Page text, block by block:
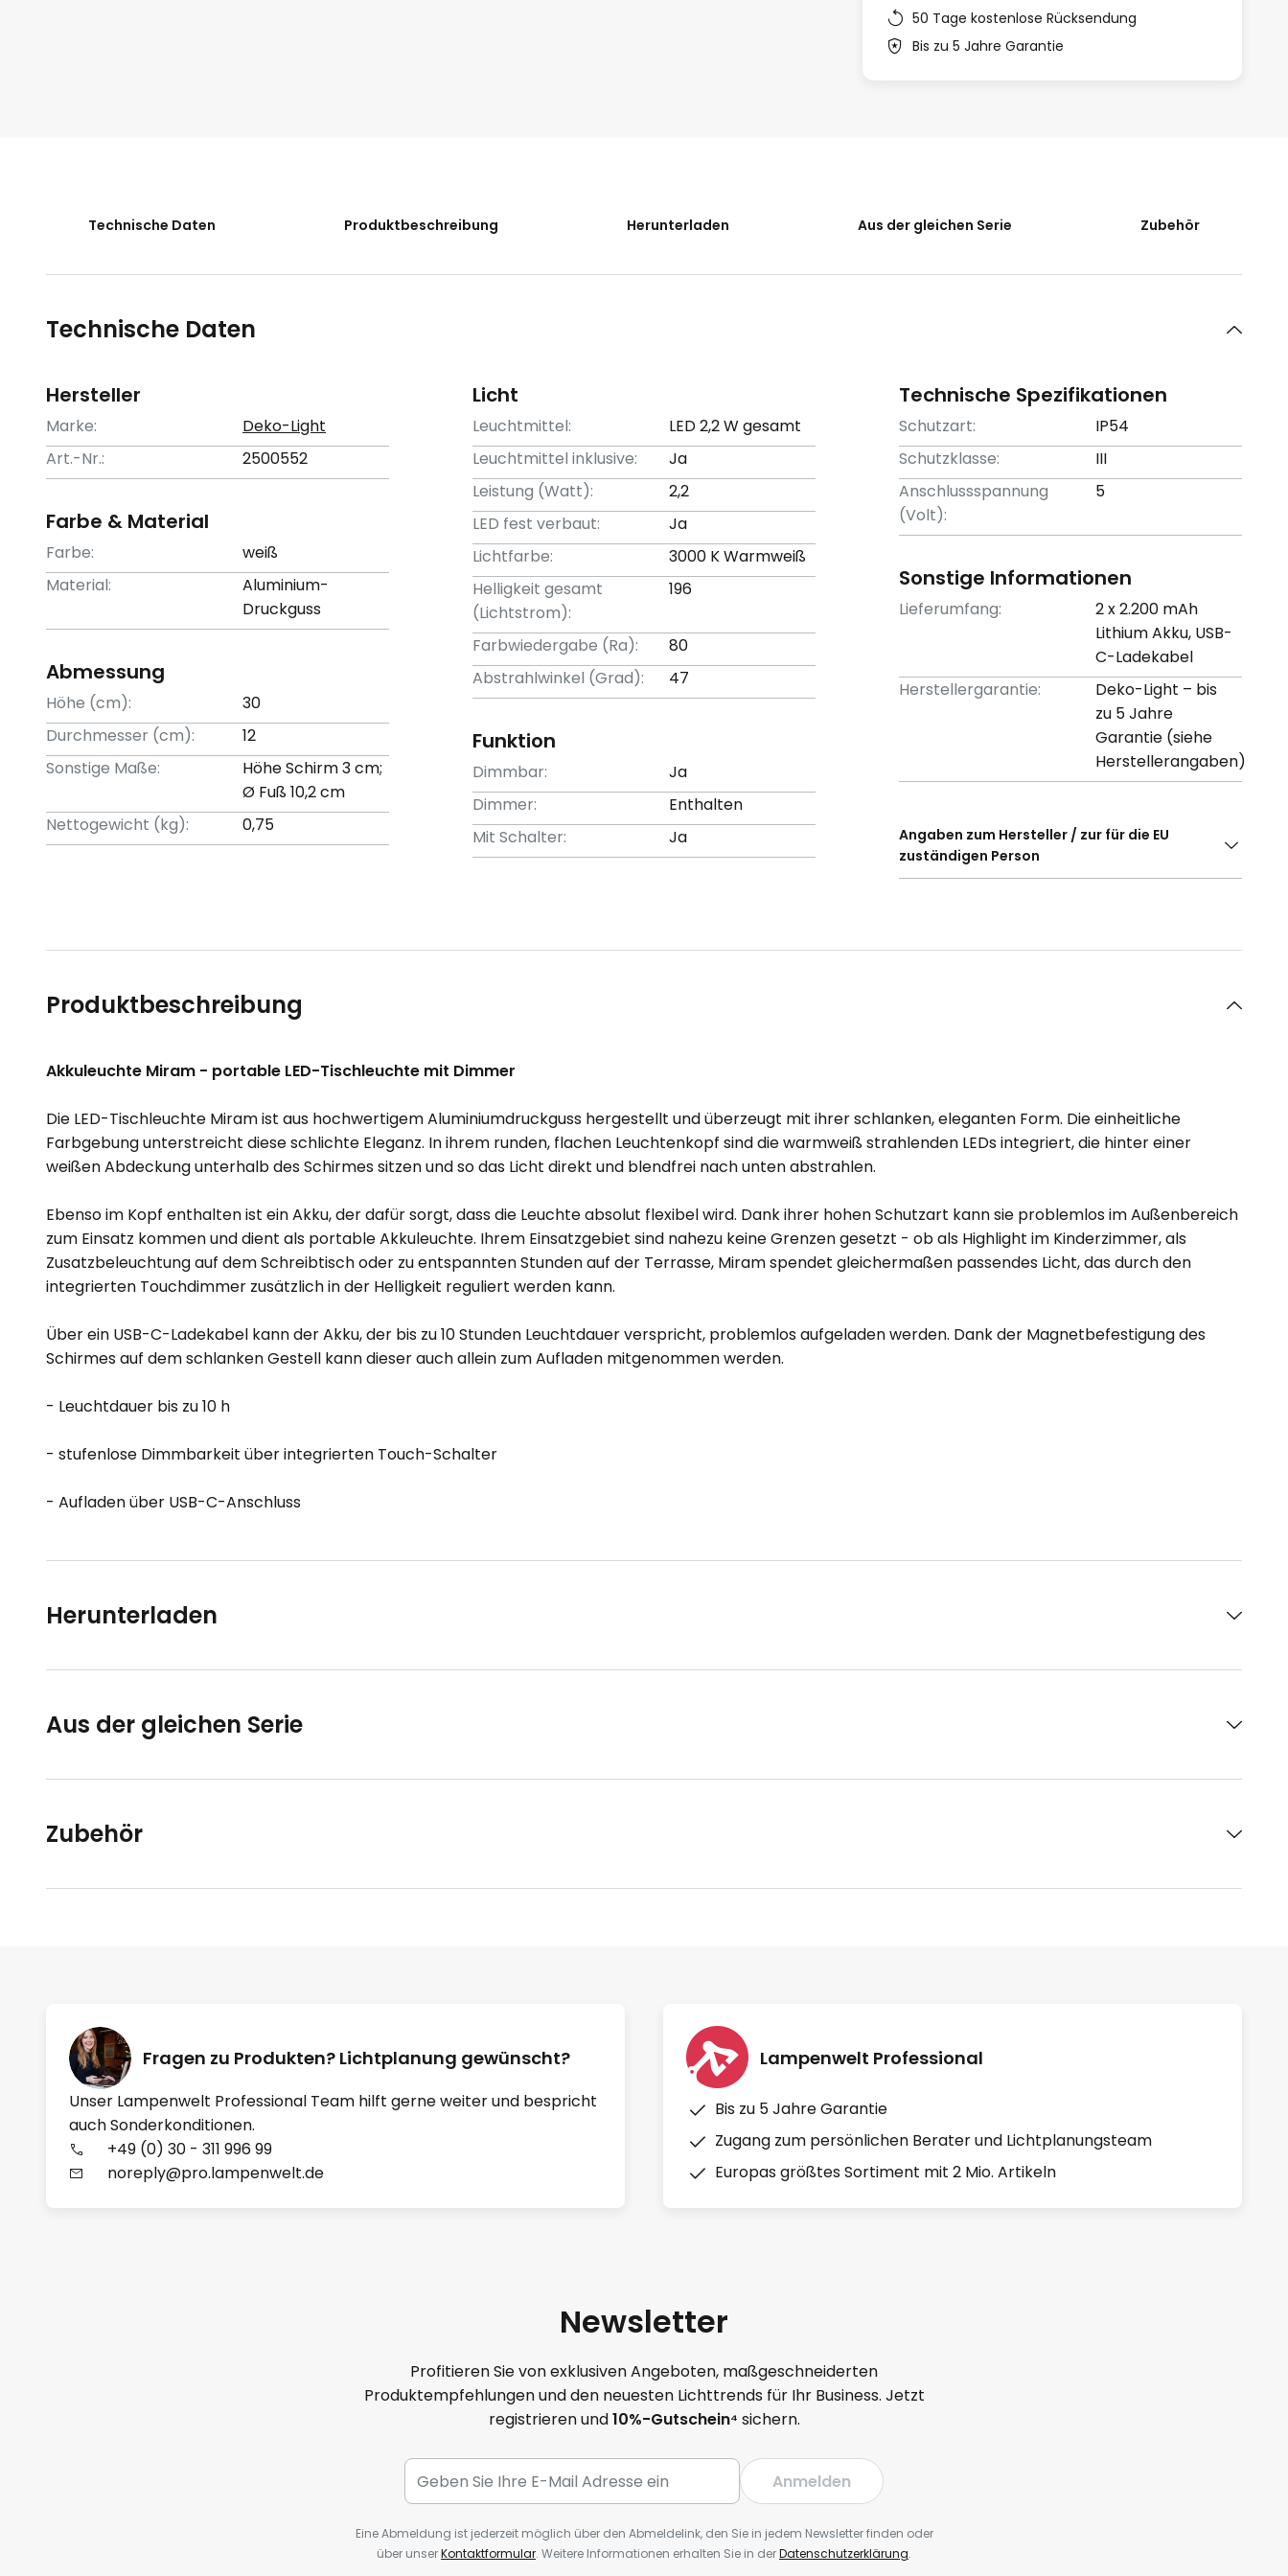
50 Tage kostenlose Rücksendung
Bis zu 5 Jahre Garantie
Technische Daten Produktbeschreibung Herunterladen Aus der gleichen Serie Zubehör
Technische Daten
Hersteller
Marke:
Deko-Light
Art.-Nr.:
2500552
Farbe & Material
Farbe:
weiß
Material:
Aluminium-
Druckguss
Abmessung
Höhe (cm):
30
Durchmesser (cm):
12
Sonstige Maße:
Höhe Schirm 3 cm;
Ø Fuß 10,2 cm
Nettogewicht (kg):
0,75
Licht
Leuchtmittel:
LED 2,2 W gesamt
Leuchtmittel inklusive:
Ja
Leistung (Watt):
2,2
LED fest verbaut:
Ja
Lichtfarbe:
3000 K Warmweiß
Helligkeit gesamt
(Lichtstrom):
196
Farbwiedergabe (Ra):
80
Abstrahlwinkel (Grad):
47
Funktion
Dimmbar:
Ja
Dimmer:
Enthalten
Mit Schalter:
Ja
Technische Spezifikationen
Schutzart:
IP54
Schutzklasse:
III
Anschlussspannung
(Volt):
5
Sonstige Informationen
Lieferumfang:
2 x 2.200 mAh
Lithium Akku, USB-
C-Ladekabel
Herstellergarantie:
Deko-Light – bis
zu 5 Jahre
Garantie (siehe
Herstellerangaben)
Angaben zum Hersteller / zur für die EU
zuständigen Person
Produktbeschreibung
Akkuleuchte Miram - portable LED-Tischleuchte mit Dimmer
Die LED-Tischleuchte Miram ist aus hochwertigem Aluminiumdruckguss hergestellt und überzeugt mit ihrer schlanken, eleganten Form. Die einheitliche
Farbgebung unterstreicht diese schlichte Eleganz. In ihrem runden, flachen Leuchtenkopf sind die warmweiß strahlenden LEDs integriert, die hinter einer
weißen Abdeckung unterhalb des Schirmes sitzen und so das Licht direkt und blendfrei nach unten abstrahlen.
Ebenso im Kopf enthalten ist ein Akku, der dafür sorgt, dass die Leuchte absolut flexibel wird. Dank ihrer hohen Schutzart kann sie problemlos im Außenbereich
zum Einsatz kommen und dient als portable Akkuleuchte. Ihrem Einsatzgebiet sind nahezu keine Grenzen gesetzt - ob als Highlight im Kinderzimmer, als
Zusatzbeleuchtung auf dem Schreibtisch oder zu entspannten Stunden auf der Terrasse, Miram spendet gleichermaßen passendes Licht, das durch den
integrierten Touchdimmer zusätzlich in der Helligkeit reguliert werden kann.
Über ein USB-C-Ladekabel kann der Akku, der bis zu 10 Stunden Leuchtdauer verspricht, problemlos aufgeladen werden. Dank der Magnetbefestigung des
Schirmes auf dem schlanken Gestell kann dieser auch allein zum Aufladen mitgenommen werden.
- Leuchtdauer bis zu 10 h
- stufenlose Dimmbarkeit über integrierten Touch-Schalter
- Aufladen über USB-C-Anschluss
Herunterladen
Aus der gleichen Serie
Zubehör
Fragen zu Produkten? Lichtplanung gewünscht?
Unser Lampenwelt Professional Team hilft gerne weiter und bespricht
auch Sonderkonditionen.
+49 (0) 30 - 311 996 99
noreply@pro.lampenwelt.de
Lampenwelt Professional
Bis zu 5 Jahre Garantie
Zugang zum persönlichen Berater und Lichtplanungsteam
Europas größtes Sortiment mit 2 Mio. Artikeln
Newsletter
Profitieren Sie von exklusiven Angeboten, maßgeschneiderten
Produktempfehlungen und den neuesten Lichttrends für Ihr Business. Jetzt
registrieren und10%-Gutschein⁴ sichern.
Anmelden
Eine Abmeldung ist jederzeit möglich über den Abmeldelink, den Sie in jedem Newsletter finden oder
über unserKontaktformular. Weitere Informationen erhalten Sie in derDatenschutzerklärung.